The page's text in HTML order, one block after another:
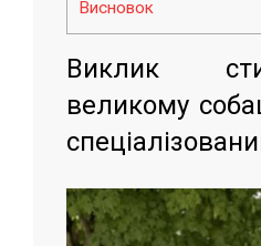
Висновок
Виклик
великому